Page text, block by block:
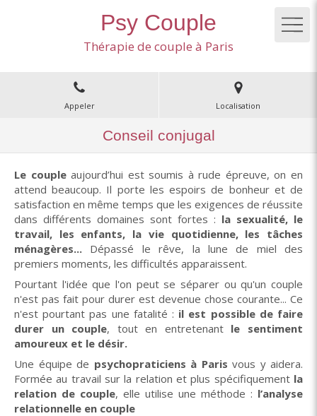
Psy Couple
Thérapie de couple à Paris
Appeler Localisation
Conseil conjugal
Le coupleaujourd’hui est soumis à rude épreuve, on en
attend beaucoup. Il porte les espoirs de bonheur et de
satisfaction en même temps que les exigences de réussite
dans différents domaines sont fortes : la sexualité, le
travail, les enfants, la vie quotidienne, les tâches
ménagères... Dépassé le rêve, la lune de miel des
premiers moments, les difficultés apparaissent.
Pourtant l'idée que l'on peut se séparer ou qu'un couple
n'est pas fait pour durer est devenue chose courante... Ce
n'est pourtant pas une fatalité : il est possible de faire
durer un couple, tout en entretenant le sentiment
amoureux et le désir.
Une équipe de psychopraticiens à Paris vous y aidera.
Formée au travail sur la relation et plus spécifiquement la
relation de couple, elle utilise une méthode : l’analyse
relationnelle en couple